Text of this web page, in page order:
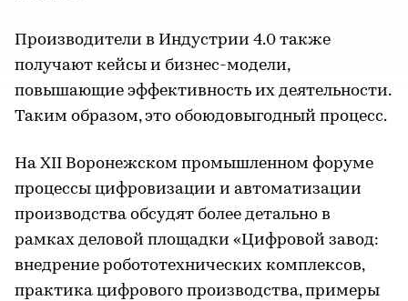
Производители в Индустрии 4.0 также
получают кейсы и бизнес-модели,
повышающие эффективность их деятельности.
Таким образом, это обоюдовыгодный процесс.
На XII Воронежском промышленном форуме
процессы цифровизации и автоматизации
производства обсудят более детально в
рамках деловой площадки «Цифровой завод:
внедрение робототехнических комплексов,
практика цифрового производства, примеры